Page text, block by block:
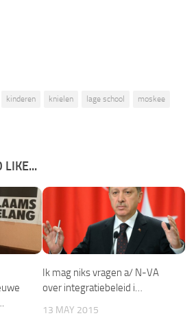
kinderen knielen lage school
moskee
LIKE...
Ik mag niks vragen a/ N-VA
over integratiebeleid i…
13 MAY 2015